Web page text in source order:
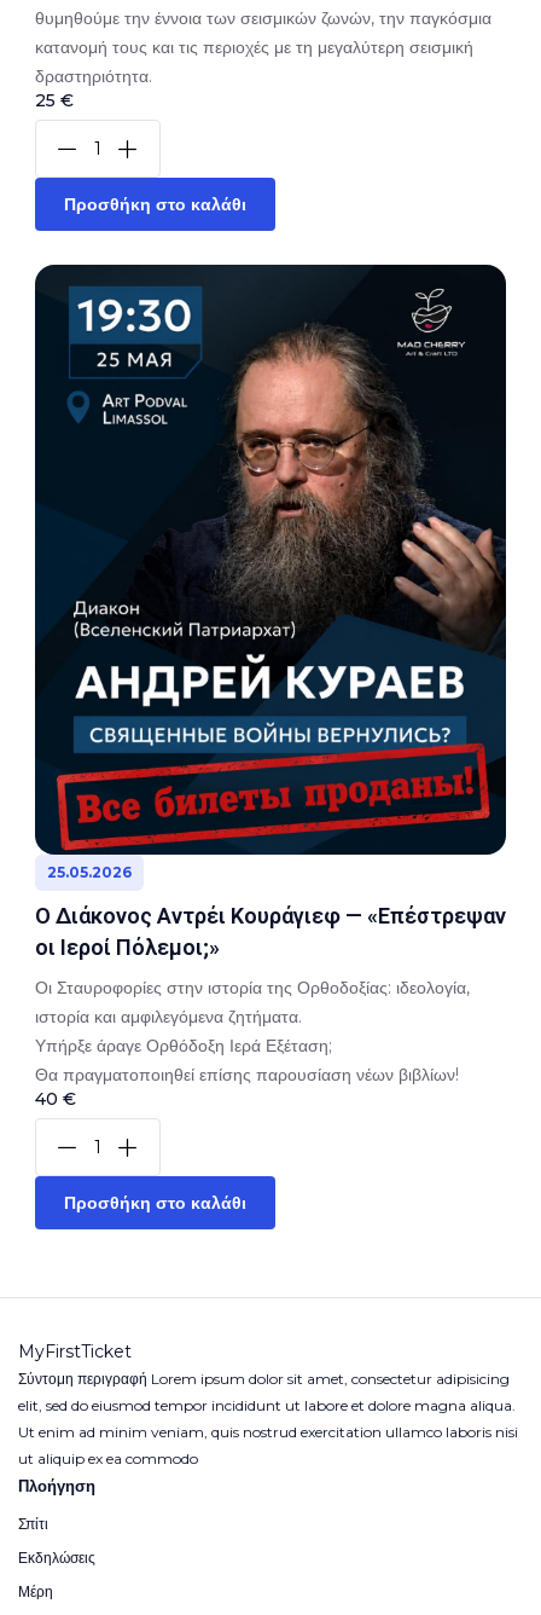
θυμηθούμε την έννοια των σεισμικών ζωνών, την παγκόσμια
κατανομή τους και τις περιοχές με τη μεγαλύτερη σεισμική
δραστηριότητα.
25 €
Προσθήκη στο καλάθι
25.05.2026
Ο Διάκονος Αντρέι Κουράγιεφ — «Επέστρεψαν
οι Ιεροί Πόλεμοι;»
Οι Σταυροφορίες στην ιστορία της Ορθοδοξίας: ιδεολογία,
ιστορία και αμφιλεγόμενα ζητήματα.
Υπήρξε άραγε Ορθόδοξη Ιερά Εξέταση;
Θα πραγματοποιηθεί επίσης παρουσίαση νέων βιβλίων!
40 €
Προσθήκη στο καλάθι
MyFirstTicket
Σύντομη περιγραφή Lorem ipsum dolor sit amet, consectetur adipisicing
elit, sed do eiusmod tempor incididunt ut labore et dolore magna aliqua.
Ut enim ad minim veniam, quis nostrud exercitation ullamco laboris nisi
ut aliquip ex ea commodo
Πλοήγηση
Σπίτι
Εκδηλώσεις
Μέρη